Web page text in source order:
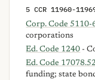
5 CCR 11960-
Corp. Code 5110-
corporations
Ed. Code 1240 -
Ed. Code
funding; state